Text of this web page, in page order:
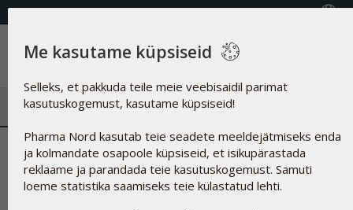
KVALITEETSED TOIDULISANDID
Menüü
Sojaletsitiin
Me kasutame küpsiseid
Selleks, et pakkuda teile meie veebisaidil parimat
kasutuskogemust, kasutame küpsiseid!
Pharma Nord kasutab teie seadete meeldejätmiseks enda
ja kolmandate osapoole küpsiseid, et isikupärastada
reklaame ja parandada teie kasutuskogemust. Samuti
loeme statistika saamiseks teie külastatud lehti.